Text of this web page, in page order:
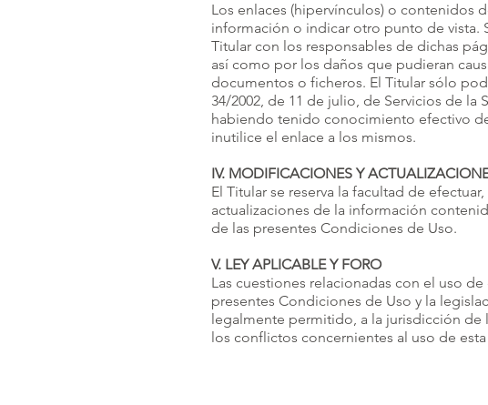
Los enlaces (hipervínculos) o contenidos
información o indicar otro punto de vista.
Titular con los responsables de dichas
así como por los daños que pudieran
documentos o ficheros. El Titular sólo
34/2002, de 11 de julio, de Servicios de
habiendo tenido conocimiento efectivo
inutilice el enlace a los mismos.
IV. MODIFICACIONES Y
El Titular se reserva la facultad de
actualizaciones de la información
de las presentes Condiciones de Uso.
V. LEY APLICABLE Y FORO
Las cuestiones relacionadas con el uso
presentes Condiciones de Uso y la
legalmente permitido, a la jurisdicción de
los conflictos concernientes al uso de